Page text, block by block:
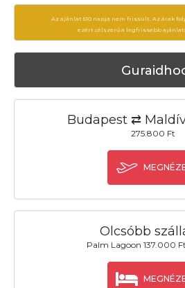
Az ajánlat 510 napja nem frissült. Az árak
ezért célszerű a legfrissebb
Budapest ⇄
275.800 Ft
Olcsóbb
Palm Lagoon 137.000